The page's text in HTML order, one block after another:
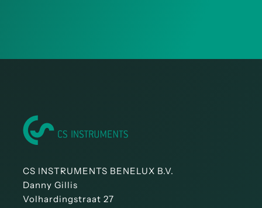
CS INSTRUMENTS BENELUX B.V.
Danny Gillis
Volhardingstraat 27